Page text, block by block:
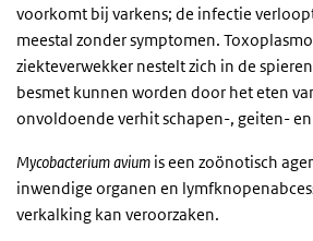
voorkomt bij varkens; de infectie
meestal zonder symptomen.
ziekteverwekker nestelt zich in de
besmet kunnen worden door het eten
onvoldoende verhit schapen-, geiten- en
Mycobacterium avium is een zoönotisch
inwendige organen en
verkalking kan veroorzaken.